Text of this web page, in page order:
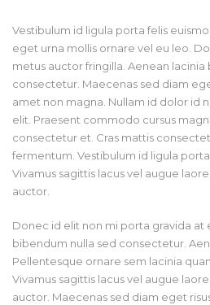
Vestibulum id ligula porta felis
eget urna mollis ornare vel eu leo.
metus auctor fringilla. Aenean lacinia
consectetur. Maecenas sed diam
amet non magna. Nullam id dolor id
elit. Praesent commodo cursus
consectetur et. Cras mattis
fermentum. Vestibulum id ligula
Vivamus sagittis lacus vel augue
auctor.
Donec id elit non mi porta gravida at
bibendum nulla sed consectetur.
Pellentesque ornare sem lacinia
Vivamus sagittis lacus vel augue
auctor. Maecenas sed diam eget